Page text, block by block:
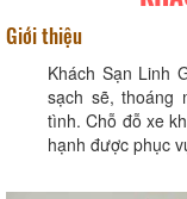
Giới thiệu
Khách Sạn Linh
sạch sẽ, thoáng
tình. Chỗ đỗ xe
hạnh được phục